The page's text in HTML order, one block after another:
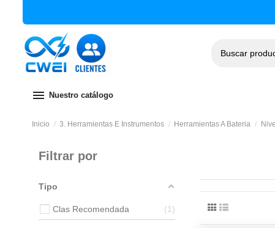
menu Nuestro catálogo
Inicio 3. Herramientas E Instrumentos Herramientas A Bateria
Filtrar por
Tipo
Clas Recomendada 1